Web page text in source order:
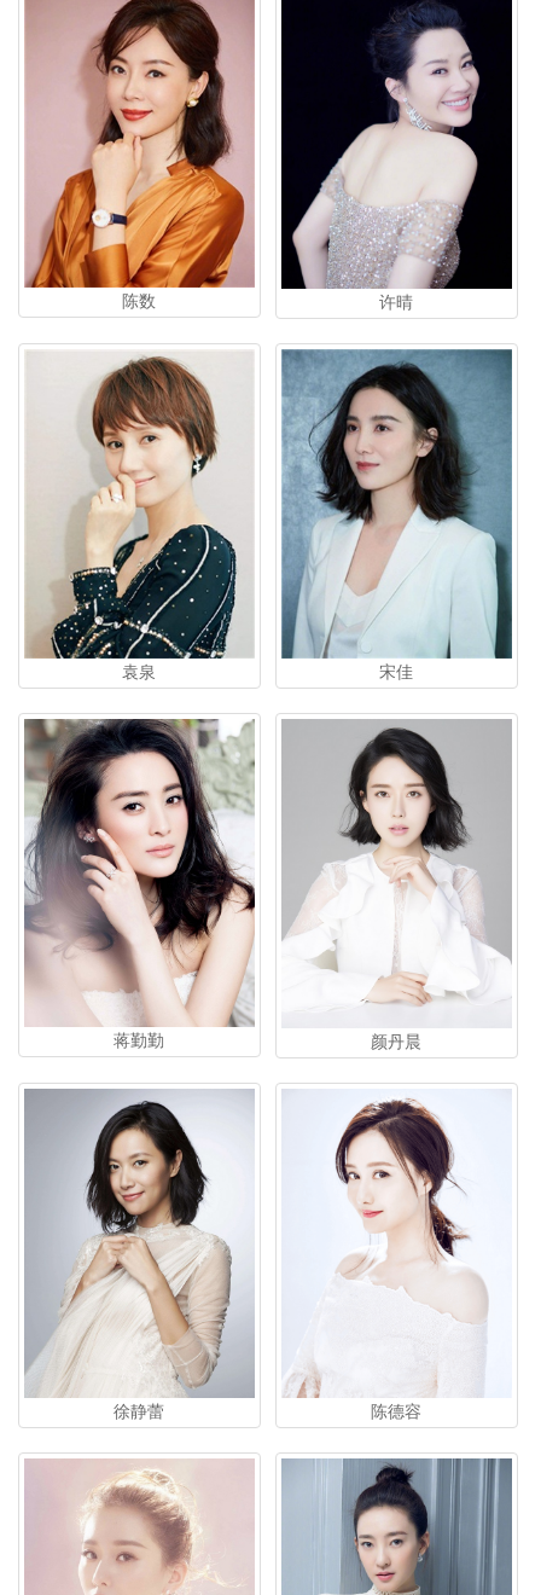
陈数 许晴
袁泉 宋佳
蒋勤勤 颜丹晨
徐静蕾 陈德容